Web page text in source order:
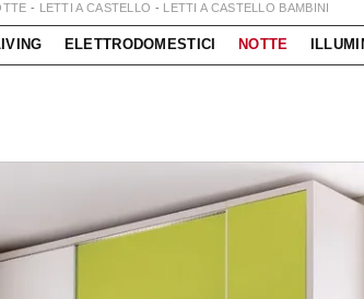
- LETTI A CASTELLO - LETTI A CASTELLO BAMBINI
ELETTRODOMESTICI NOTTE